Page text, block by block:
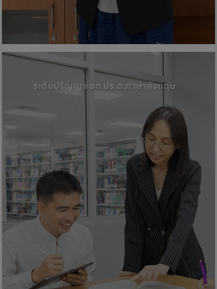
คณะศิลปศาสตร์, มหาวิทยาลัยพะ
ระดับปริญญาเอก ปร.ด.ภาษาอังกฤษ